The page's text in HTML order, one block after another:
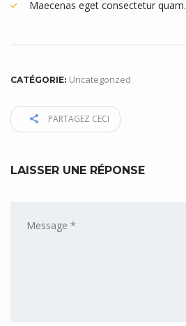
Maecenas eget consectetur quam.
CATÉGORIE: Uncategorized
PARTAGEZ CECI
LAISSER UNE RÉPONSE